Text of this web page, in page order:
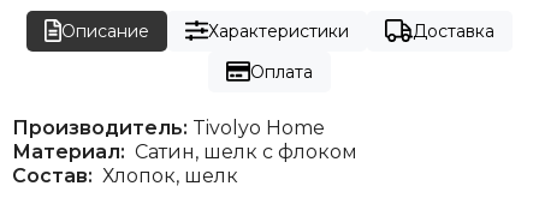
Описание Характеристики
Доставка
Оплата
Производитель: Tivolyo Home
Материал: Сатин, шелк с флоком
Состав: Хлопок, шелк